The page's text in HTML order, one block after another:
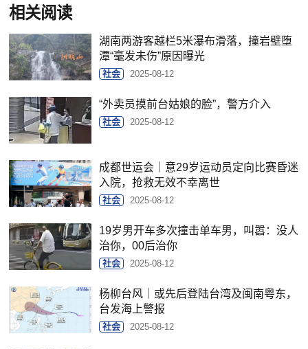
相关阅读
湖南两游客越栏5米瀑布滑落，撞岩壁堕
潭“毫发未伤”原因曝光
社会 2025-08-12
“外卖员摸前台姑娘的脸”，警方介入
社会 2025-08-12
成都世运会｜意29岁运动员定向比赛昏迷
入院，抢救无效不幸离世
社会 2025-08-12
19岁男开车多次撞击单车男，叫嚣：没人
治你，00后治你
社会 2025-08-12
杨柳台风｜或先后登陆台湾及闽南粤东，
台发海上警报
社会 2025-08-12